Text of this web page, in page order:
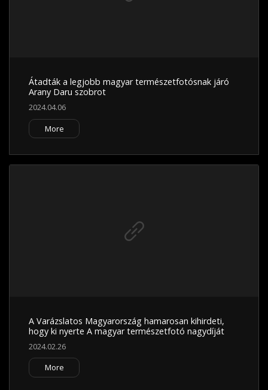
Átadták a legjobb magyar természetfotósnak járó
Arany Daru szobrot
2024.04.06
More
A Varázslatos Magyarország hamarosan kihirdeti,
hogy ki nyerte A magyar természetfotó nagydíját
2024.02.26
More